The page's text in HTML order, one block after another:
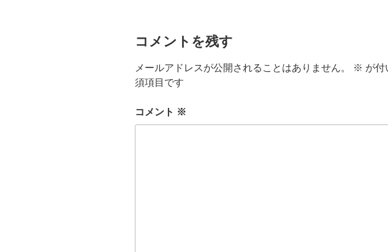
コメントを残す
メールアドレスが公開されることはありません。 ※ が付
須項目です
コメント ※